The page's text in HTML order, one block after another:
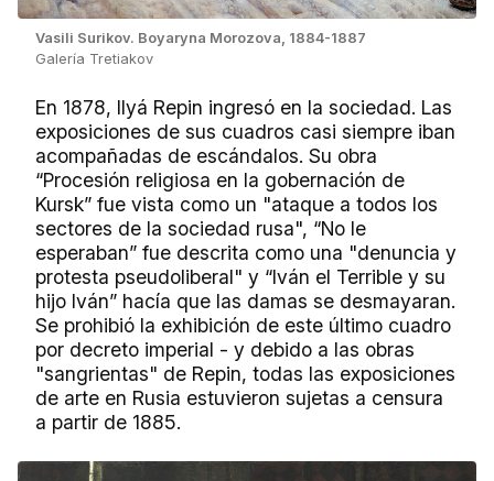
Vasili Surikov. Boyaryna Morozova, 1884-1887
Galería Tretiakov
En 1878, Ilyá Repin ingresó en la sociedad. Las
exposiciones de sus cuadros casi siempre iban
acompañadas de escándalos. Su obra
“Procesión religiosa en la gobernación de
Kursk” fue vista como un "ataque a todos los
sectores de la sociedad rusa", “No le
esperaban” fue descrita como una "denuncia y
protesta pseudoliberal" y “Iván el Terrible y su
hijo Iván” hacía que las damas se desmayaran.
Se prohibió la exhibición de este último cuadro
por decreto imperial - y debido a las obras
"sangrientas" de Repin, todas las exposiciones
de arte en Rusia estuvieron sujetas a censura
a partir de 1885.